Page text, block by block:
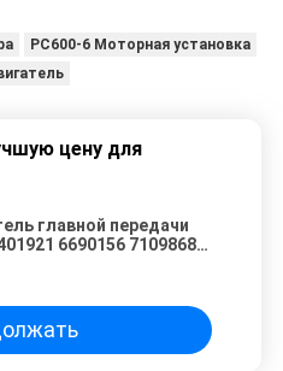
PC600-6 Моторная установка
цену для
главной передачи
6690156 7109868
Гидравлическая
перемещения с
тягой Компонент для
условий эксплуатации